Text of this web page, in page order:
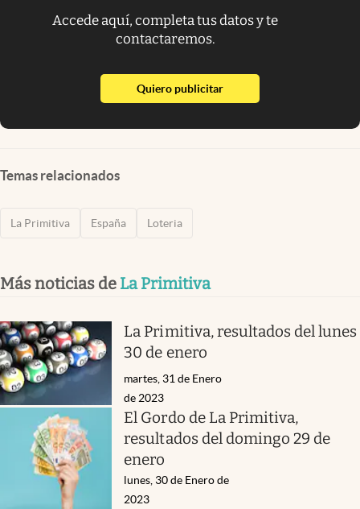
Accede aquí, completa tus datos y te
contactaremos.
Quiero publicitarabre en nueva pestaña
Temas relacionados
La Primitiva España Loteria
Más noticias de La Primitiva
La Primitiva, resultados del lunes
30 de enero
martes, 31 de Enero
de 2023
El Gordo de La Primitiva,
resultados del domingo 29 de
enero
lunes, 30 de Enero de
2023